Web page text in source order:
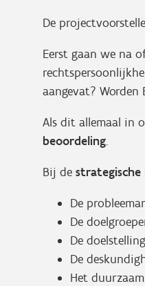
De
Eerst gaan we na
aangevat? Worden
Als dit allemaal in
beoordeling.
Bij de strategische
De
De
De
De
Het